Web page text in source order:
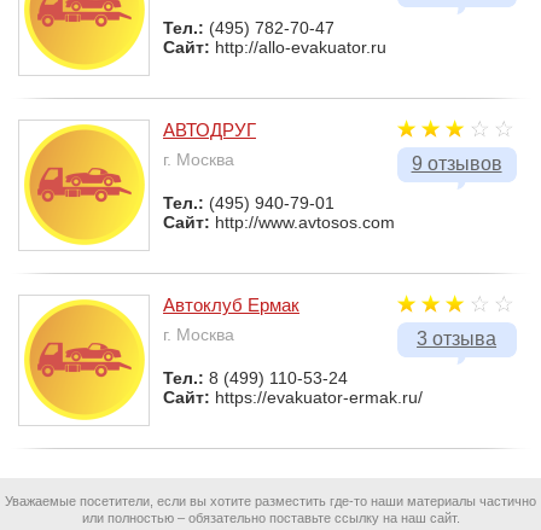
Тел.: (495) 782-70-47
Сайт: http://allo-evakuator.ru
9 отзывов
АВТОДРУГ
г. Москва
Тел.: (495) 940-79-01
Сайт: http://www.avtosos.com
3 отзыва
Автоклуб Ермак
г. Москва
Тел.: 8 (499) 110-53-24
Сайт: https://evakuator-ermak.ru/
Уважаемые посетители, если вы хотите разместить где-то наши материалы частично
или полностью – обязательно поставьте ссылку на наш сайт.